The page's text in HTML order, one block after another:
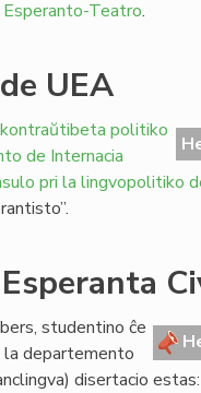
Teatro.
UEA
politiko
de Internacia
pri la lingvopolitiko
studentino ĉe
departemento
disertacio